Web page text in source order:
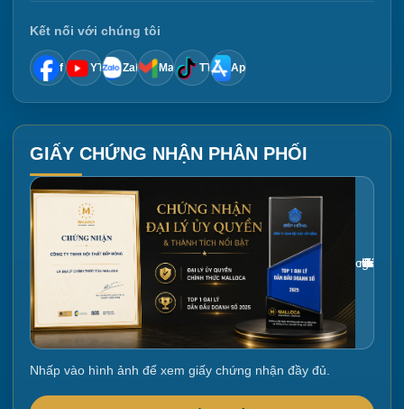
Kết nối với chúng tôi
f YT Zalo Mail TT App
GIẤY CHỨNG NHẬN PHÂN PHỐI
Gắn link ảnh giấy chứng nhận tại đây
Nhấp vào hình ảnh để xem giấy chứng nhận đầy đủ.